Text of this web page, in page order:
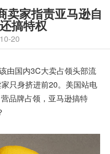
卖家指责亚马逊自
搞特权
20
由国内3C大卖占领头部流
只身挤进前20。美国站电
品牌占领，亚马逊搞特